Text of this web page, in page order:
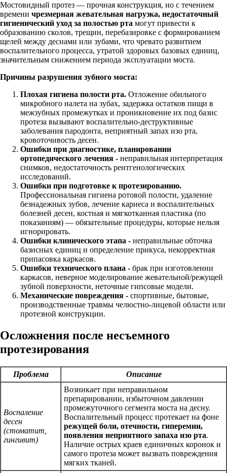
Мостовидный протез — прочная конструкция, но с течением
времени чрезмерная жевательная нагрузка, недостаточный
гигиенический уход за полостью рта могут привести к
образованию сколов, трещин, перебазировке с формированием
щелей между деснами или зубами, что чревато развитием
воспалительного процесса, утратой здоровых базовых единиц,
значительным снижением периода эксплуатации моста.
Причины разрушения зубного моста:
Плохая гигиена полости рта. Отложение обильного
микробного налета на зубах, задержка остатков пищи в
межзубных промежутках и проникновение их под базис
протеза вызывают воспалительно-деструктивные
заболевания пародонта, неприятный запах изо рта,
кровоточивость десен.
Ошибки при диагностике, планировании
ортопедического лечения - неправильная интерпретация
снимков, недостаточность рентгенологических
исследований.
Ошибки при подготовке к протезированию.
Профессиональная гигиена ротовой полости, удаление
безнадежных зубов, лечение кариеса и воспалительных
болезней десен, костная и мягкотканная пластика (по
показаниям) — обязательные процедуры, которые нельзя
игнорировать.
Ошибки клинического этапа - неправильные обточка
базисных единиц и определение прикуса, некорректная
припасовка каркасов.
Ошибки технического плана - брак при изготовлении
каркасов, неверное моделирование жевательной/режущей
зубной поверхности, неточные гипсовые модели.
Механические повреждения - спортивные, бытовые,
производственные травмы челюстно-лицевой области или
протезной конструкции.
Осложнения после несъемного
протезирования
Проблема Описание
Воспаление
десен
(стоматит,
гингивит)
Возникает при неправильном
препарировании, избыточном давлении
промежуточного сегмента моста на десну.
Воспалительный процесс протекает на фоне
режущей боли, отечности, гиперемии,
появления неприятного запаха изо рта.
Наличие острых краев единичных коронок и
самого протеза может вызвать повреждения
мягких тканей.